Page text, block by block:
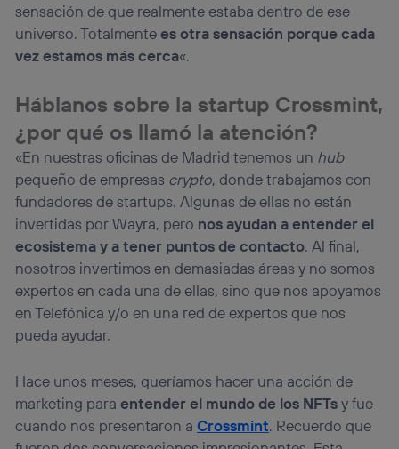
sensación de que realmente estaba dentro de ese
universo. Totalmentees otra sensación porque cada
vez estamos más cerca«.
Háblanos sobre la startup Crossmint,
¿por qué os llamó la atención?
«En nuestras oficinas de Madrid tenemos un hub
pequeño de empresas crypto, donde trabajamos con
fundadores de startups. Algunas de ellas no están
invertidas por Wayra, pero nos ayudan a entender el
ecosistema y a tener puntos de contacto. Al final,
nosotros invertimos en demasiadas áreas y no somos
expertos en cada una de ellas, sino que nos apoyamos
en Telefónica y/o en una red de expertos que nos
pueda ayudar.
Hace unos meses, queríamos hacer una acción de
marketing paraentender el mundo de los NFTsy fue
cuando nos presentaron aCrossmint. Recuerdo que